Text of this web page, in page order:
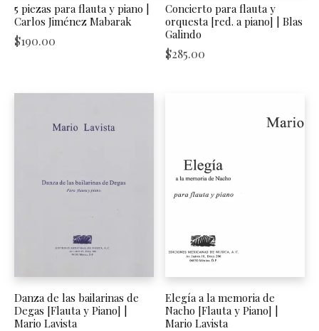
5 piezas para flauta y piano |
Carlos Jiménez Mabarak
$190.00
Concierto para flauta y
orquesta [red. a piano] | Blas
Galindo
$285.00
Danza de las bailarinas de
Degas [Flauta y Piano] |
Mario Lavista
Elegía a la memoria de
Nacho [Flauta y Piano] |
Mario Lavista